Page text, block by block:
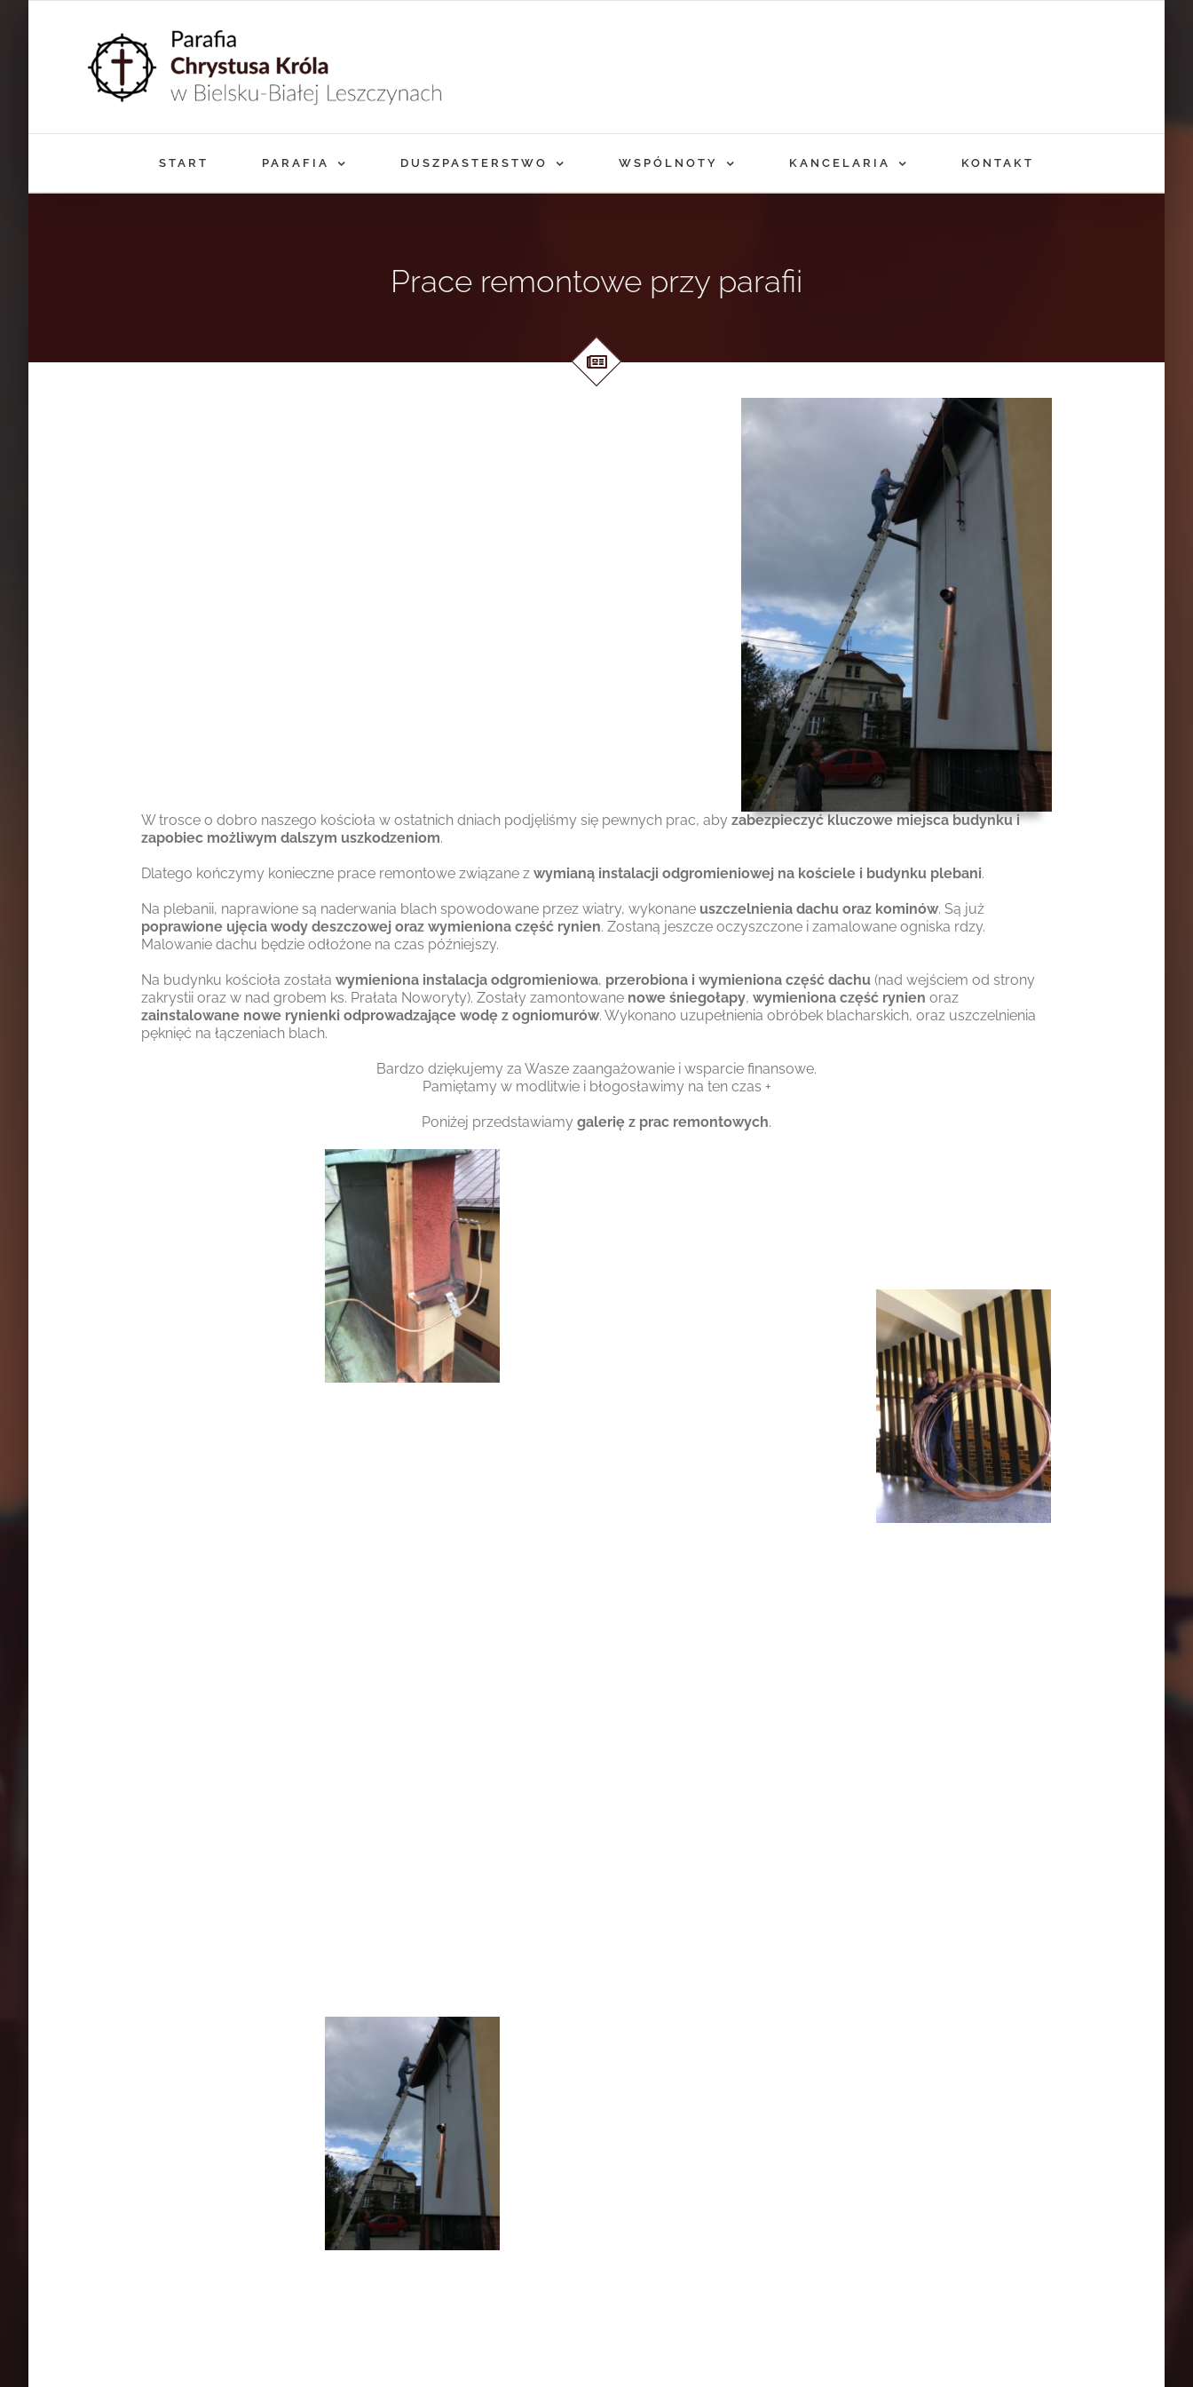
START PARAFIA DUSZPASTERSTWO WSPÓLNOTY KANCELARIA KONTAKT
Prace remontowe przy parafii
W trosce o dobro naszego kościoła w ostatnich dniach podjęliśmy się pewnych prac, aby zabezpieczyć kluczowe miejsca budynku i
zapobiec możliwym dalszym uszkodzeniom.
Dlatego kończymy konieczne prace remontowe związane z wymianą instalacji odgromieniowej na kościele i budynku plebani.
Na plebanii, naprawione są naderwania blach spowodowane przez wiatry, wykonane uszczelnienia dachu oraz kominów. Są już
poprawione ujęcia wody deszczowej oraz wymieniona część rynien. Zostaną jeszcze oczyszczone i zamalowane ogniska rdzy.
Malowanie dachu będzie odłożone na czas późniejszy.
Na budynku kościoła została wymieniona instalacja odgromieniowa, przerobiona i wymieniona część dachu(nad wejściem od strony
zakrystii oraz w nad grobem ks. Prałata Noworyty). Zostały zamontowane nowe śniegołapy, wymieniona część rynien oraz
zainstalowane nowe rynienki odprowadzające wodę z ogniomurów. Wykonano uzupełnienia obróbek blacharskich, oraz uszczelnienia
pęknięć na łączeniach blach.
Bardzo dziękujemy za Wasze zaangażowanie i wsparcie finansowe.
Pamiętamy w modlitwie i błogosławimy na ten czas +
Poniżej przedstawiamy galerię z prac remontowych.